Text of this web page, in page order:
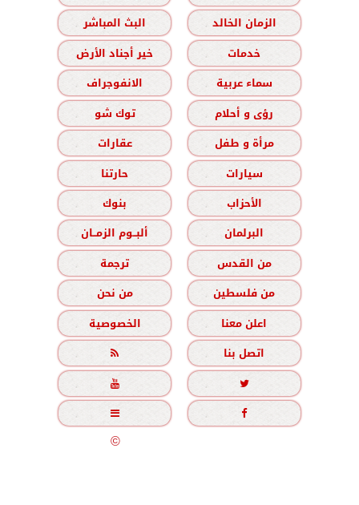
الزمان الخالد
البث المباشر
خدمات
خير أجناد الأرض
سماء عربية
الانفوجراف
رؤى و أحلام
توك شو
مرأة و طفل
عقارات
سيارات
حارتنا
الأحزاب
بنوك
البرلمان
ألبــوم الزمــان
من القدس
ترجمة
من فلسطين
من نحن
اعلن معنا
الخصوصية
اتصل بنا





جميع الحقوق محفوظة©